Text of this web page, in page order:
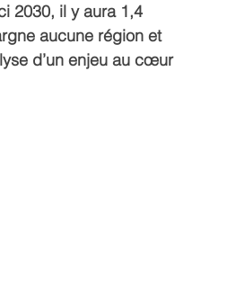
2030, il y aura 1,4
aucune région et
d’un enjeu au cœur